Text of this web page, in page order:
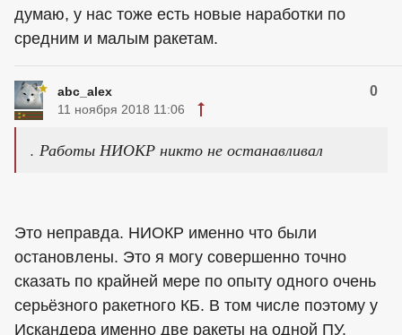
думаю, у нас тоже есть новые наработки по
средним и малым ракетам.
abc_alex 0
11 ноября 2018 11:06
. Работы НИОКР никто не останавливал
Это неправда. НИОКР именно что были
остановлены. Это я могу совершенно точно
сказать по крайней мере по опыту одного очень
серьёзного ракетного КБ. В том числе поэтому у
Искандера именно две ракеты на одной ПУ.